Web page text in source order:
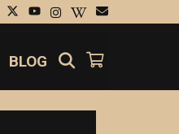
BLOG SEARCH